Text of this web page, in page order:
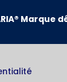
Marque